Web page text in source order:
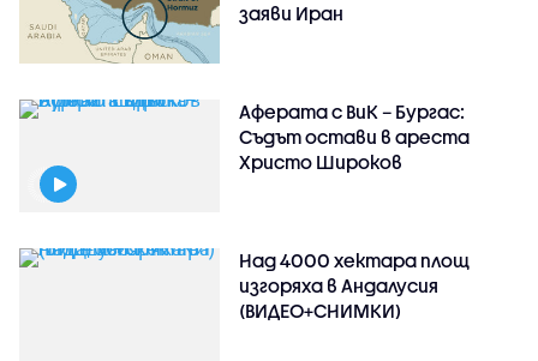
заяви Иран
Аферата с ВиК – Бургас:
Съдът остави в ареста
Христо Широков
Над 4000 хектара площ
изгоряха в Андалусия
(ВИДЕО+СНИМКИ)